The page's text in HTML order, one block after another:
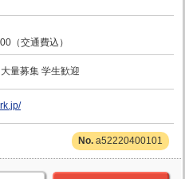
（交通費込）
量募集 学生歓迎
a52220400101